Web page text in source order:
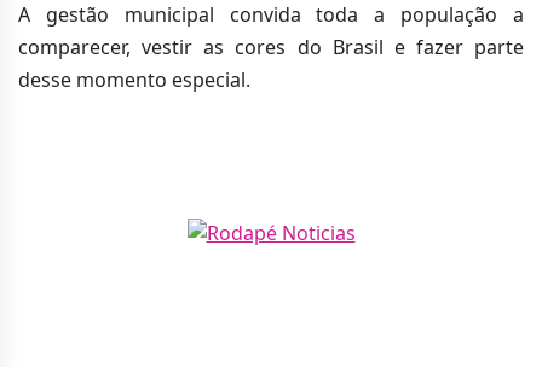
A gestão municipal convida toda a população a
comparecer, vestir as cores do Brasil e fazer parte
desse momento especial.